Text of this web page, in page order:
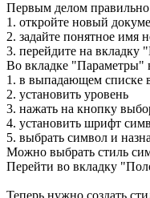
Первым делом
1. откройте новый
2. задайте понятное имя
3. перейдите на
Во вкладке "Параметры"
1. в выпадающем списке
2. установить уровень
3. нажать на кнопку
4. установить шрифт
5. выбрать символ и
Можно выбрать стиль
Перейти во вкладку
Теперь нужно создать